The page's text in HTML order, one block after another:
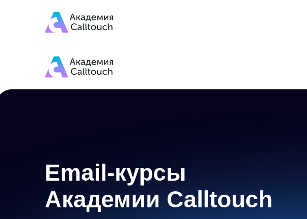
Email-курсы
Академии Calltouch